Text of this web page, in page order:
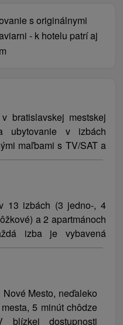
s originálnymi
- k hotelu patrí aj
bratislavskej mestskej
ubytovanie v izbách
maľbami s TV/SAT a
Oddych i chutné
obraz. Nachádza sa
autora Motýlieho domu
Travel Wizard)
abstrakciu
sú služby
WiFi pripojenie na
zabezpečené priamo
ktoré očakávajú od
sa je možné aj v
13 izbách (3 jedno-, 4
a 2 apartmánoch
izba je vybavená
s toaletou (sprchový
kuchynský kút. Vstup
výťah nie je k
môžu hostia využiť
(po telefonickej
Mesto, neďaleko
5 minút chôdze
blízkej dostupnosti